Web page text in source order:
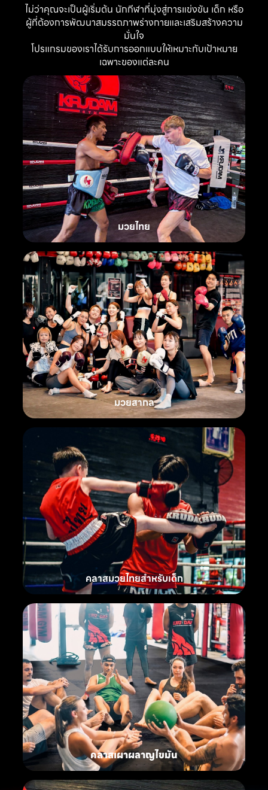
ไม่ว่าคุณจะเป็นผู้เริ่มต้น นักกีฬาที่มุ่งสู่การแข่งขัน เด็ก หรือ
ผู้ที่ต้องการพัฒนาสมรรถภาพร่างกายและเสริมสร้างความ
มั่นใจ
โปรแกรมของเราได้รับการออกแบบให้เหมาะกับเป้าหมาย
เฉพาะของแต่ละคน
มวยไทย
มวยสากล
คลาสมวยไทยสำหรับเด็ก
คลาสเผาผลาญไขมัน